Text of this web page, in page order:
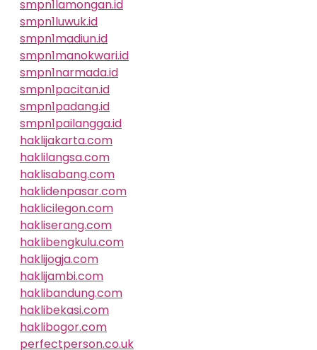
smpn1lamongan.id
smpn1luwuk.id
smpn1madiun.id
smpn1manokwari.id
smpn1narmada.id
smpn1pacitan.id
smpn1padang.id
smpn1pailangga.id
haklijakarta.com
haklilangsa.com
haklisabang.com
haklidenpasar.com
haklicilegon.com
hakliserang.com
haklibengkulu.com
haklijogja.com
haklijambi.com
haklibandung.com
haklibekasi.com
haklibogor.com
perfectperson.co.uk